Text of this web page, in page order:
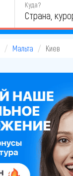
Куда?
Мальта Киев